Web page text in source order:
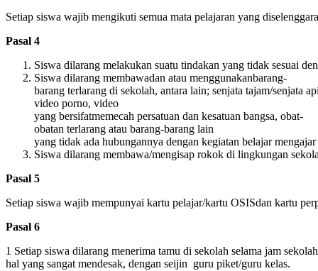
Setiap siswa wajib mengikuti semua mata pelajaran yang
Pasal 4
Siswa dilarang melakukan suatu tindakan yang tidak sesuai
Siswa dilarang membawadan atau menggunakanbarang-
barang terlarang di sekolah, antara lain; senjata tajam/senjata
video porno, video
yang bersifatmemecah persatuan dan kesatuan bangsa, obat-
obatan terlarang atau barang-barang lain
yang tidak ada hubungannya dengan kegiatan belajar mengajar
Siswa dilarang membawa/mengisap rokok di lingkungan
Pasal 5
Setiap siswa wajib mempunyai kartu pelajar/kartu OSISdan kartu
Pasal 6
1 Setiap siswa dilarang menerima tamu di sekolah selama jam sekolah
hal yang sangat mendesak, dengan seijin guru piket/guru kelas.